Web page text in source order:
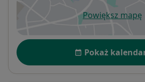
Powiększ mapę
otwiera
Dostępność
Pokaż